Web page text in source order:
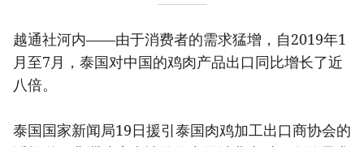
越通社河内——由于消费者的需求猛增，自2019年1
月至7月，泰国对中国的鸡肉产品出口同比增长了近
八倍。
泰国国家新闻局19日援引泰国肉鸡加工出口商协会的